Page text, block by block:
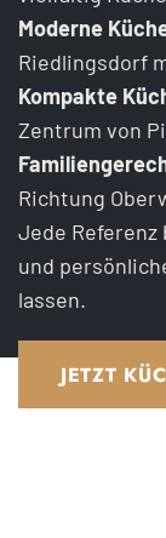
Moderne
Riedlingsdorf
Kompakte
Zentrum von
Richtung
Jede
und
lassen.
JETZT